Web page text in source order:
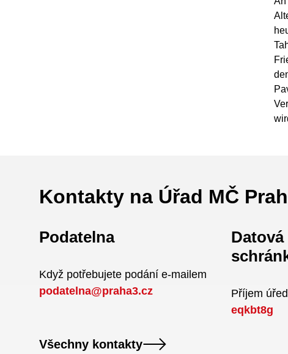
Kontakty na Úřad MČ
Podatelna
Když potřebujete podání e-mailem
podatelna@praha3.cz
Datová
Příjem
eqkbt8g
Všechny kontakty